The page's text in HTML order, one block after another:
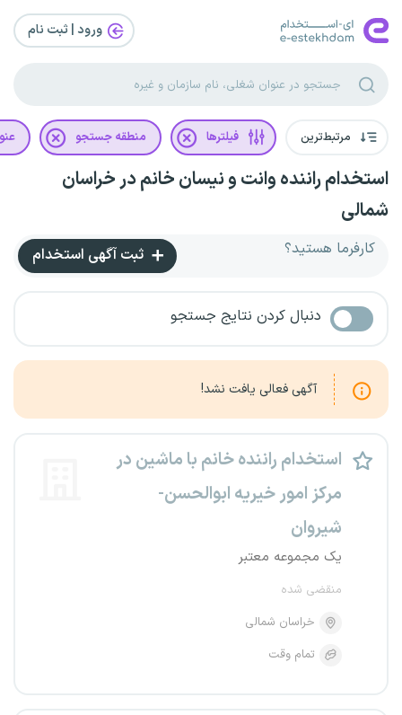
ورود | ثبت‌ نام
مرتبط‌ترین فیلترها منطقه جستجو
استخدام راننده وانت و نیسان خانم در خراسان
شمالی
کارفرما هستید؟ ثبت آگهی استخدام
دنبال کردن نتایج جستجو
آگهی فعالی یافت نشد!
استخدام راننده خانم با ماشین در
مرکز امور خیریه ابوالحسن-
شیروان
یک مجموعه معتبر
منقضی شده
خراسان شمالی
تمام وقت